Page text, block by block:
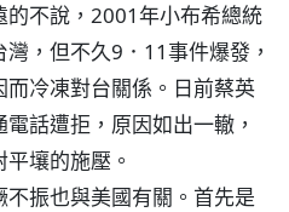
不說，2001年小布希總統
，但不久9．11事件爆發，
冷凍對台關係。日前蔡英
話遭拒，原因如出一轍，
壤的施壓。
振也與美國有關。首先是